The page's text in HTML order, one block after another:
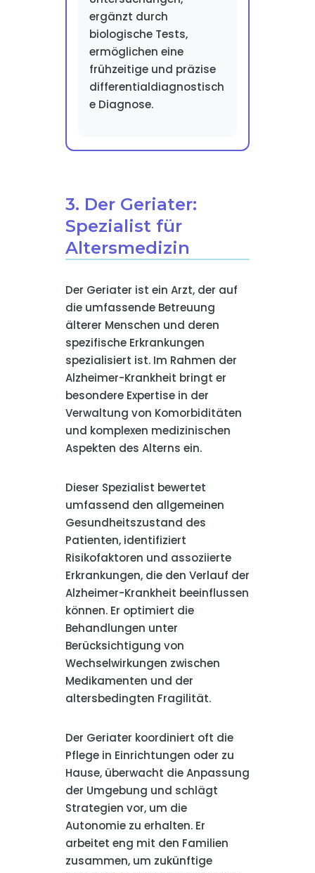
ergänzt durch
biologische Tests,
ermöglichen eine
frühzeitige und präzise
differentialdiagnostisch
e Diagnose.
3. Der Geriater:
Spezialist für
Altersmedizin
Der Geriater ist ein Arzt, der auf
die umfassende Betreuung
älterer Menschen und deren
spezifische Erkrankungen
spezialisiert ist. Im Rahmen der
Alzheimer-Krankheit bringt er
besondere Expertise in der
Verwaltung von Komorbiditäten
und komplexen medizinischen
Aspekten des Alterns ein.
Dieser Spezialist bewertet
umfassend den allgemeinen
Gesundheitszustand des
Patienten, identifiziert
Risikofaktoren und assoziierte
Erkrankungen, die den Verlauf der
Alzheimer-Krankheit beeinflussen
können. Er optimiert die
Behandlungen unter
Berücksichtigung von
Wechselwirkungen zwischen
Medikamenten und der
altersbedingten Fragilität.
Der Geriater koordiniert oft die
Pflege in Einrichtungen oder zu
Hause, überwacht die Anpassung
der Umgebung und schlägt
Strategien vor, um die
Autonomie zu erhalten. Er
arbeitet eng mit den Familien
zusammen, um zukünftige